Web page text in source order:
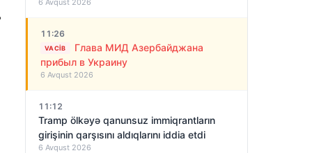
11:26
VACIB
Глава МИД Азербайджана
прибыл в Украину
6 Avqust 2026
11:12
Tramp ölkəyə qanunsuz immiqrantların
girişinin qarşısını aldıqlarını iddia etdi
6 Avqust 2026